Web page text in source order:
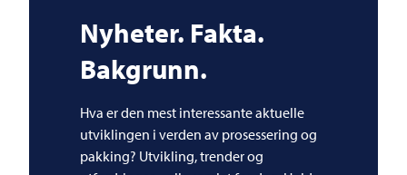
Nyheter. Fakta.
Bakgrunn.
Hva er den mest interessante aktuelle
utviklingen i verden av prosessering og
pakking? Utvikling, trender og